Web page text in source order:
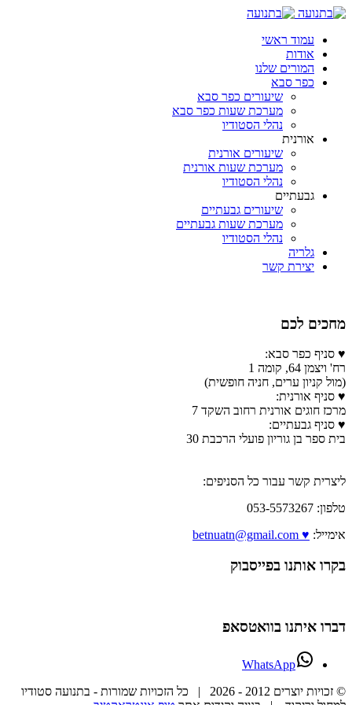
עמוד ראשי
אודות
המורים שלנו
כפר סבא
שיעורים כפר סבא
מערכת שעות כפר סבא
נהלי הסטודיו
אורנית
שיעורים אורנית
מערכת שעות אורנית
נהלי הסטודיו
גבעתיים
שיעורים גבעתיים
מערכת שעות גבעתיים
נהלי הסטודיו
גלריה
יצירת קשר
מחכים לכם
♥ סניף כפר סבא:
רח' ויצמן 64, קומה 1
(מול קניון ערים, חניה חופשית)
♥ סניף אורנית:
מרכז חוגים אורנית רחוב השקד 7
♥ סניף גבעתיים:
בית ספר בן גוריון פועלי הרכבת 30
ליצרית קשר עבור כל הסניפים:
טלפון: 053-5573267
אימייל: ♥ betnuatn@gmail.com
בקרו אותנו בפייסבוק
דברו איתנו בוואטסאפ
WhatsApp
© זכויות יוצרים 2012 -
2026 | כל הזכויות שמורות - בתנועה סטודיו